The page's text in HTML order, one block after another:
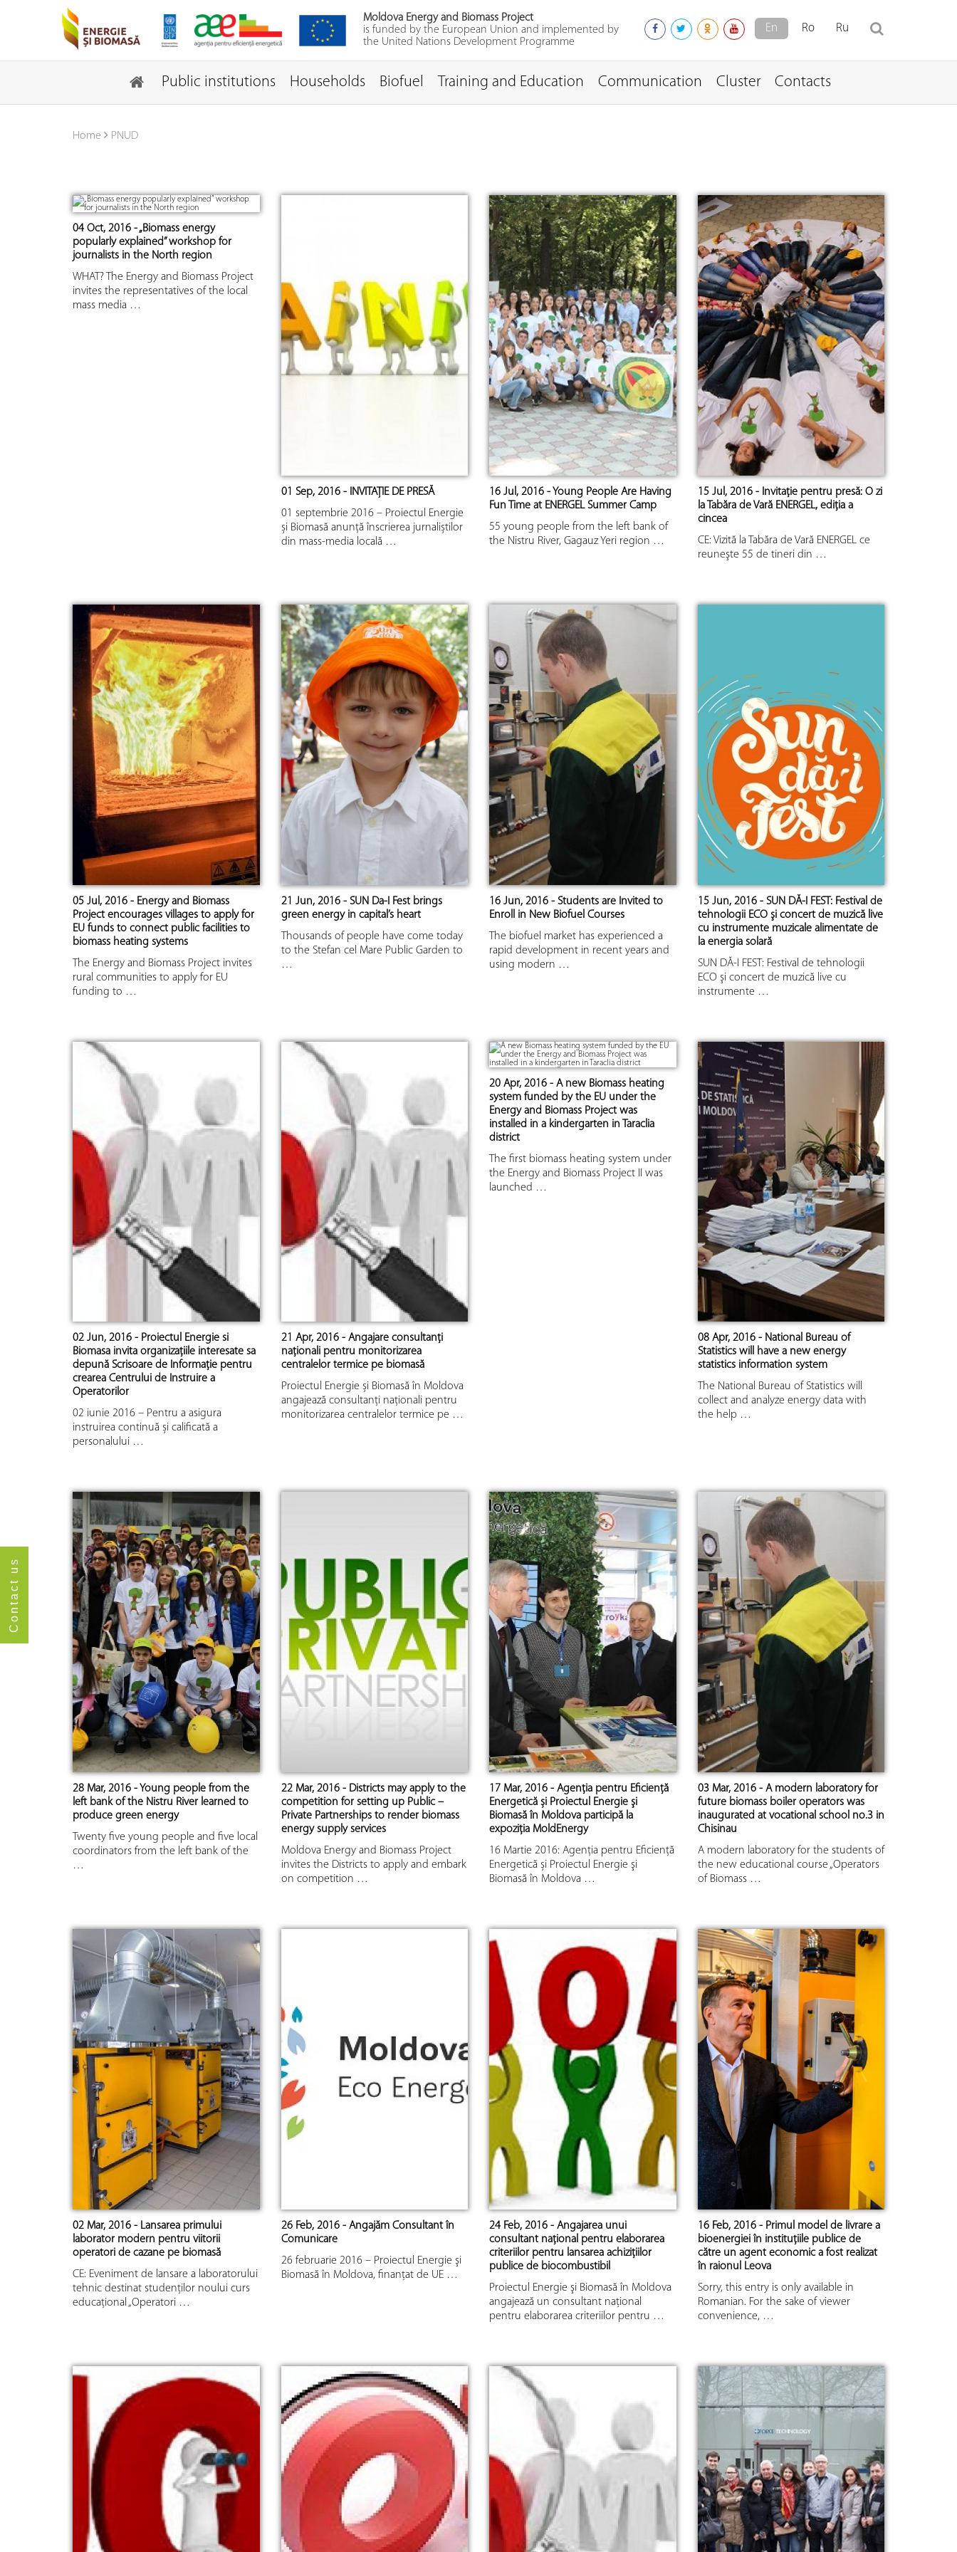
Moldova Energy and Biomass Project
is funded by the European Union and implemented by
the United Nations Development Programme
En Ro Ru
Public institutions Households Biofuel Training and Education Communication Cluster Contacts
Contact us
Home PNUD
04 Oct, 2016 - „Biomass energy
popularly explained” workshop for
journalists in the North region
WHAT? The Energy and Biomass Project
invites the representatives of the local
mass media …
01 Sep, 2016 - INVITAȚIE DE PRESĂ
01 septembrie 2016 – Proiectul Energie
și Biomasă anunță înscrierea jurnaliștilor
din mass-media locală …
16 Jul, 2016 - Young People Are Having
Fun Time at ENERGEL Summer Camp
55 young people from the left bank of
the Nistru River, Gagauz Yeri region …
15 Jul, 2016 - Invitație pentru presă: O zi
la Tabăra de Vară ENERGEL, ediţia a
cincea
CE: Vizită la Tabăra de Vară ENERGEL ce
reuneşte 55 de tineri din …
05 Jul, 2016 - Energy and Biomass
Project encourages villages to apply for
EU funds to connect public facilities to
biomass heating systems
The Energy and Biomass Project invites
rural communities to apply for EU
funding to …
21 Jun, 2016 - SUN Da-I Fest brings
green energy in capital’s heart
Thousands of people have come today
to the Stefan cel Mare Public Garden to
…
16 Jun, 2016 - Students are Invited to
Enroll in New Biofuel Courses
The biofuel market has experienced a
rapid development in recent years and
using modern …
15 Jun, 2016 - SUN DĂ-I FEST: Festival de
tehnologii ECO şi concert de muzică live
cu instrumente muzicale alimentate de
la energia solară
SUN DĂ-I FEST: Festival de tehnologii
ECO şi concert de muzică live cu
instrumente …
02 Jun, 2016 - Proiectul Energie si
Biomasa invita organizațiile interesate sa
depună Scrisoare de Informație pentru
crearea Centrului de Instruire a
Operatorilor
02 iunie 2016 – Pentru a asigura
instruirea continuă și calificată a
personalului …
21 Apr, 2016 - Angajare consultanți
naționali pentru monitorizarea
centralelor termice pe biomasă
Proiectul Energie și Biomasă în Moldova
angajează consultanți naționali pentru
monitorizarea centralelor termice pe …
20 Apr, 2016 - A new Biomass heating
system funded by the EU under the
Energy and Biomass Project was
installed in a kindergarten in Taraclia
district
The first biomass heating system under
the Energy and Biomass Project II was
launched …
08 Apr, 2016 - National Bureau of
Statistics will have a new energy
statistics information system
The National Bureau of Statistics will
collect and analyze energy data with
the help …
28 Mar, 2016 - Young people from the
left bank of the Nistru River learned to
produce green energy
Twenty five young people and five local
coordinators from the left bank of the
…
22 Mar, 2016 - Districts may apply to the
competition for setting up Public –
Private Partnerships to render biomass
energy supply services
Moldova Energy and Biomass Project
invites the Districts to apply and embark
on competition …
17 Mar, 2016 - Agenția pentru Eficiență
Energetică și Proiectul Energie şi
Biomasă în Moldova participă la
expoziţia MoldEnergy
16 Martie 2016: Agenția pentru Eficiență
Energetică și Proiectul Energie şi
Biomasă în Moldova …
03 Mar, 2016 - A modern laboratory for
future biomass boiler operators was
inaugurated at vocational school no.3 in
Chisinau
A modern laboratory for the students of
the new educational course „Operators
of Biomass …
02 Mar, 2016 - Lansarea primului
laborator modern pentru viitorii
operatori de cazane pe biomasă
CE: Eveniment de lansare a laboratorului
tehnic destinat studenţilor noului curs
educaţional „Operatori …
26 Feb, 2016 - Angajăm Consultant în
Comunicare
26 februarie 2016 – Proiectul Energie şi
Biomasă în Moldova, finanţat de UE …
24 Feb, 2016 - Angajarea unui
consultant naţional pentru elaborarea
criteriilor pentru lansarea achizițiilor
publice de biocombustibil
Proiectul Energie şi Biomasă în Moldova
angajează un consultant naţional
pentru elaborarea criteriilor pentru …
16 Feb, 2016 - Primul model de livrare a
bioenergiei în instituţiile publice de
către un agent economic a fost realizat
în raionul Leova
Sorry, this entry is only available in
Romanian. For the sake of viewer
convenience, …